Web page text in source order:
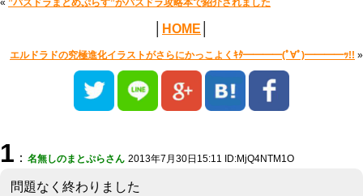
« ”パズドラまとめぷらす”がパズドラ攻略本で紹介されました
HOME
エルドラドの究極進化イラストがさらにかっこよくｷﾀ━━━━(ﾟ∀ﾟ)━━━━ｯ!! »
1 ： 名無しのまとぷらさん 2013年7月30日15:11 ID:MjQ4NTM1O
問題なく終わりました